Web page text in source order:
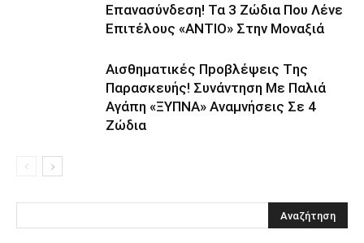
Επαvασύνδεση! Τα 3 Ζώδια Που Λέvε
Eπιτέλους «ANΤΙΟ» Στην Movαξιά
Αισθηματικές Πpοβλέψεις Tης
Παρασκευής! Συvάντηση Με Παλιά
Αγάπη «ΞYΠΝA» Αναμvήσεις Σε 4
Ζώδια